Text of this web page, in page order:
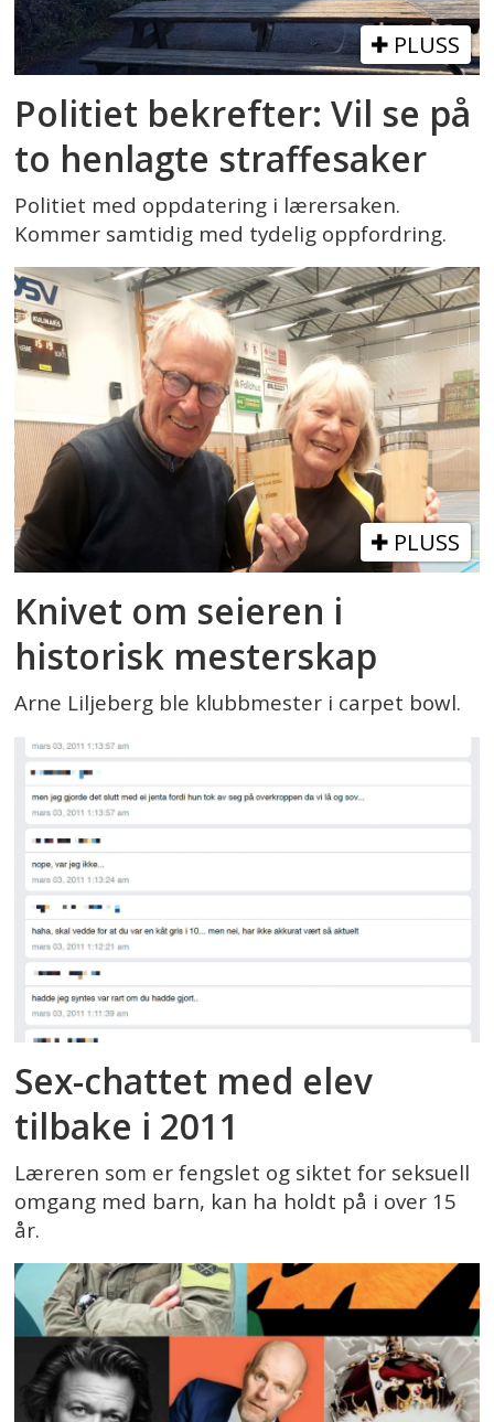
PLUSS
Politiet bekrefter: Vil se på
to henlagte straffesaker
Politiet med oppdatering i lærersaken.
Kommer samtidig med tydelig oppfordring.
PLUSS
Knivet om seieren i
historisk mesterskap
Arne Liljeberg ble klubbmester i carpet bowl.
Sex-chattet med elev
tilbake i 2011
Læreren som er fengslet og siktet for seksuell
omgang med barn, kan ha holdt på i over 15
år.